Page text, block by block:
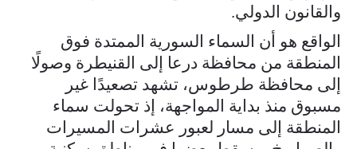
والقانون الدولي.
الواقع هو أن السماء السورية الممتدة فوق
المنطقة من محافظة درعا إلى القنيطرة وصولًا
إلى محافظة طرطوس، تشهد تصعيدًا غير
مسبوق منذ بداية المواجهة، إذ تحولت سماء
المنطقة إلى مسار لعبور عشرات المسيرات